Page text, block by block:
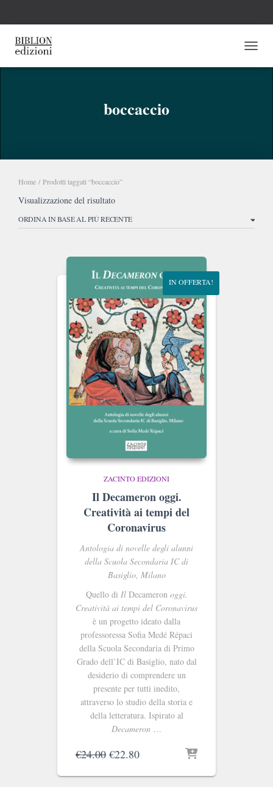
boccaccio
Home / Prodotti taggati “boccaccio”
Visualizzazione del risultato
IN OFFERTA!
ZACINTO EDIZIONI
Il Decameron oggi.
Creatività ai tempi del
Coronavirus
Antologia di novelle degli alunni
della Scuola Secondaria IC di
Basiglio, Milano
Quello di Il Decameronoggi.
Creatività ai tempi del Coronavirus
è un progetto ideato dalla
professoressa Sofia Medé Répaci
della Scuola Secondaria di Primo
Grado dell’IC di Basiglio, nato dal
desiderio di comprendere un
presente per tutti inedito,
attraverso lo studio della storia e
della letteratura. Ispirato al
Decameron …
€24.00 Il
originale
€22.80Il
attuale